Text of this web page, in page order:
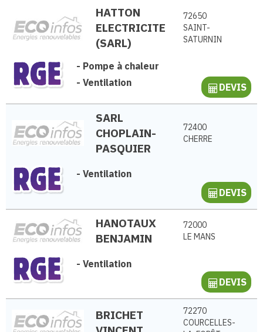
HATTON
ELECTRICITE
(SARL)
72650
SAINT-
SATURNIN
- Pompe à chaleur
- Ventilation DEVIS
SARL
CHOPLAIN-
PASQUIER
72400
CHERRE
- Ventilation
DEVIS
HANOTAUX
BENJAMIN
72000
LE MANS
- Ventilation
DEVIS
BRICHET
72270
COURCELLES-